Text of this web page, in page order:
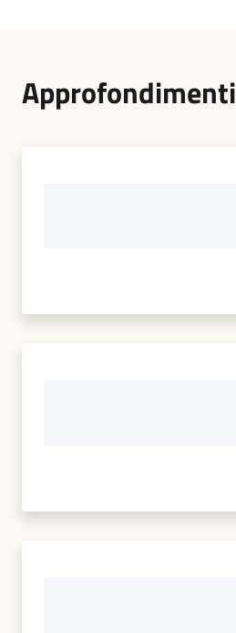
Approfondimenti